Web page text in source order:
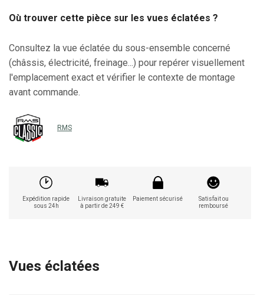
Où trouver cette pièce sur les vues éclatées ?
Consultez la vue éclatée du sous-ensemble concerné
(châssis, électricité, freinage...) pour repérer visuellement
l'emplacement exact et vérifier le contexte de montage
avant commande.
RMS
Expédition rapide
sous 24h
Livraison gratuite
à partir de 249 €
Paiement sécurisé
Satisfait ou
remboursé
Vues éclatées